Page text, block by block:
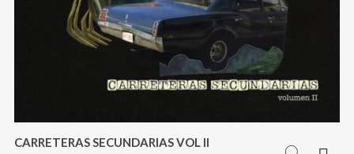
CARRETERAS SECUNDARIAS VOL II